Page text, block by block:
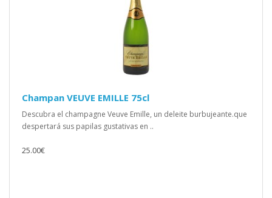
Champan VEUVE EMILLE 75cl
Descubra el champagne Veuve Emille, un deleite burbujeante.que
despertará sus papilas gustativas en ..
25.00€